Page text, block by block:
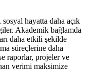
hayatta daha açık
Akademik bağlamda
daha etkili şekilde
süreçlerine daha
raporlar, projeler ve
verimi maksimize